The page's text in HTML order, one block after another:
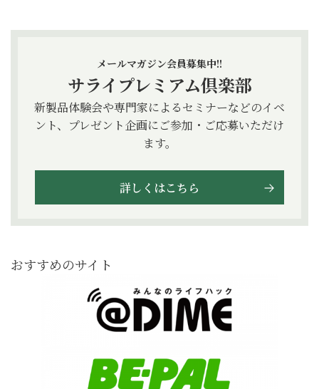
メールマガジン会員募集中!!
サライプレミアム倶楽部
新製品体験会や専門家によるセミナーなどのイベ
ント、プレゼント企画にご参加・ご応募いただけ
ます。
詳しくはこちら
おすすめのサイト